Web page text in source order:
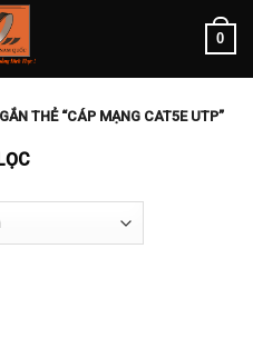
0
THẺ “CÁP MẠNG CAT5E UTP”